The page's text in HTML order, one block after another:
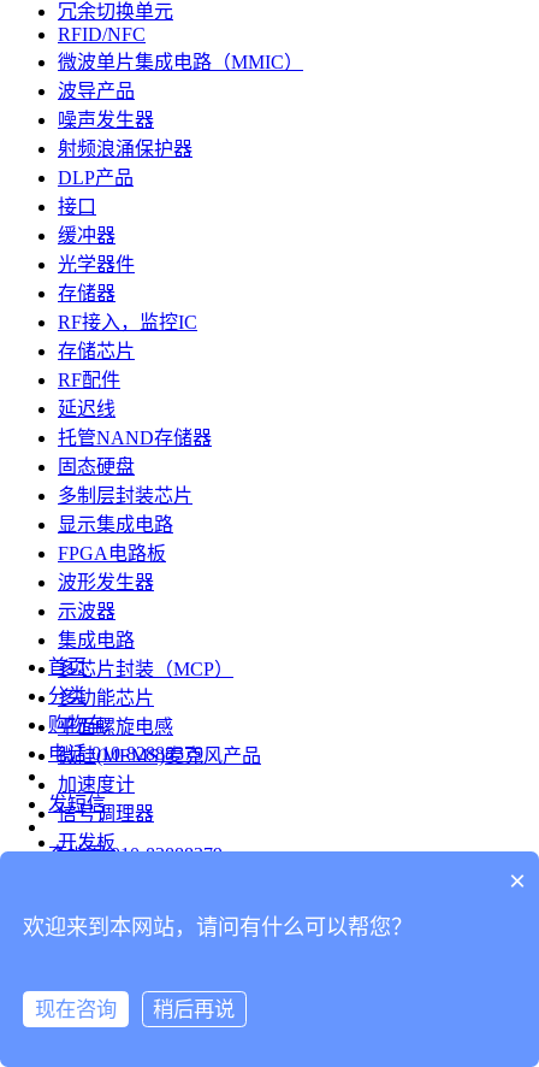
冗余切换单元
RFID/NFC
微波单片集成电路（MMIC）
波导产品
噪声发生器
射频浪涌保护器
DLP产品
接口
缓冲器
光学器件
存储器
RF接入，监控IC
存储芯片
RF配件
延迟线
托管NAND存储器
固态硬盘
多制层封装芯片
显示集成电路
FPGA电路板
波形发生器
示波器
集成电路
多芯片封装（MCP）
多功能芯片
平面螺旋电感
微硅(MEMS)麦克风产品
加速度计
信号调理器
开发板
台式仪表
连接器
首页
分类
购物车
电话 010-82888379
发短信
查地图 010-82888379
分享
×
欢迎来到本网站，请问有什么可以帮您？
现在咨询 稍后再说